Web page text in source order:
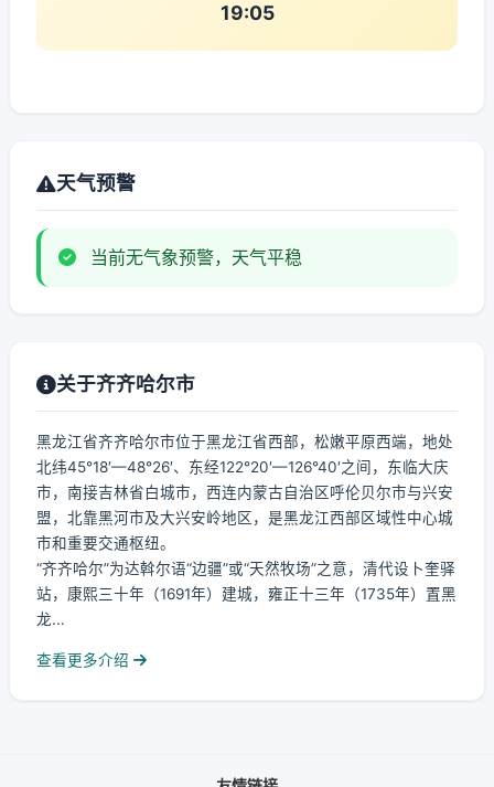
19:05
天气预警
当前无气象预警，天气平稳
关于齐齐哈尔市
黑龙江省齐齐哈尔市位于黑龙江省西部，松嫩平原西端，地处
北纬45°18′—48°26′、东经122°20′—126°40′之间，东临大庆
市，南接吉林省白城市，西连内蒙古自治区呼伦贝尔市与兴安
盟，北靠黑河市及大兴安岭地区，是黑龙江西部区域性中心城
市和重要交通枢纽。
“齐齐哈尔”为达斡尔语“边疆”或“天然牧场”之意，清代设卜奎驿
站，康熙三十年（1691年）建城，雍正十三年（1735年）置黑
龙...
查看更多介绍